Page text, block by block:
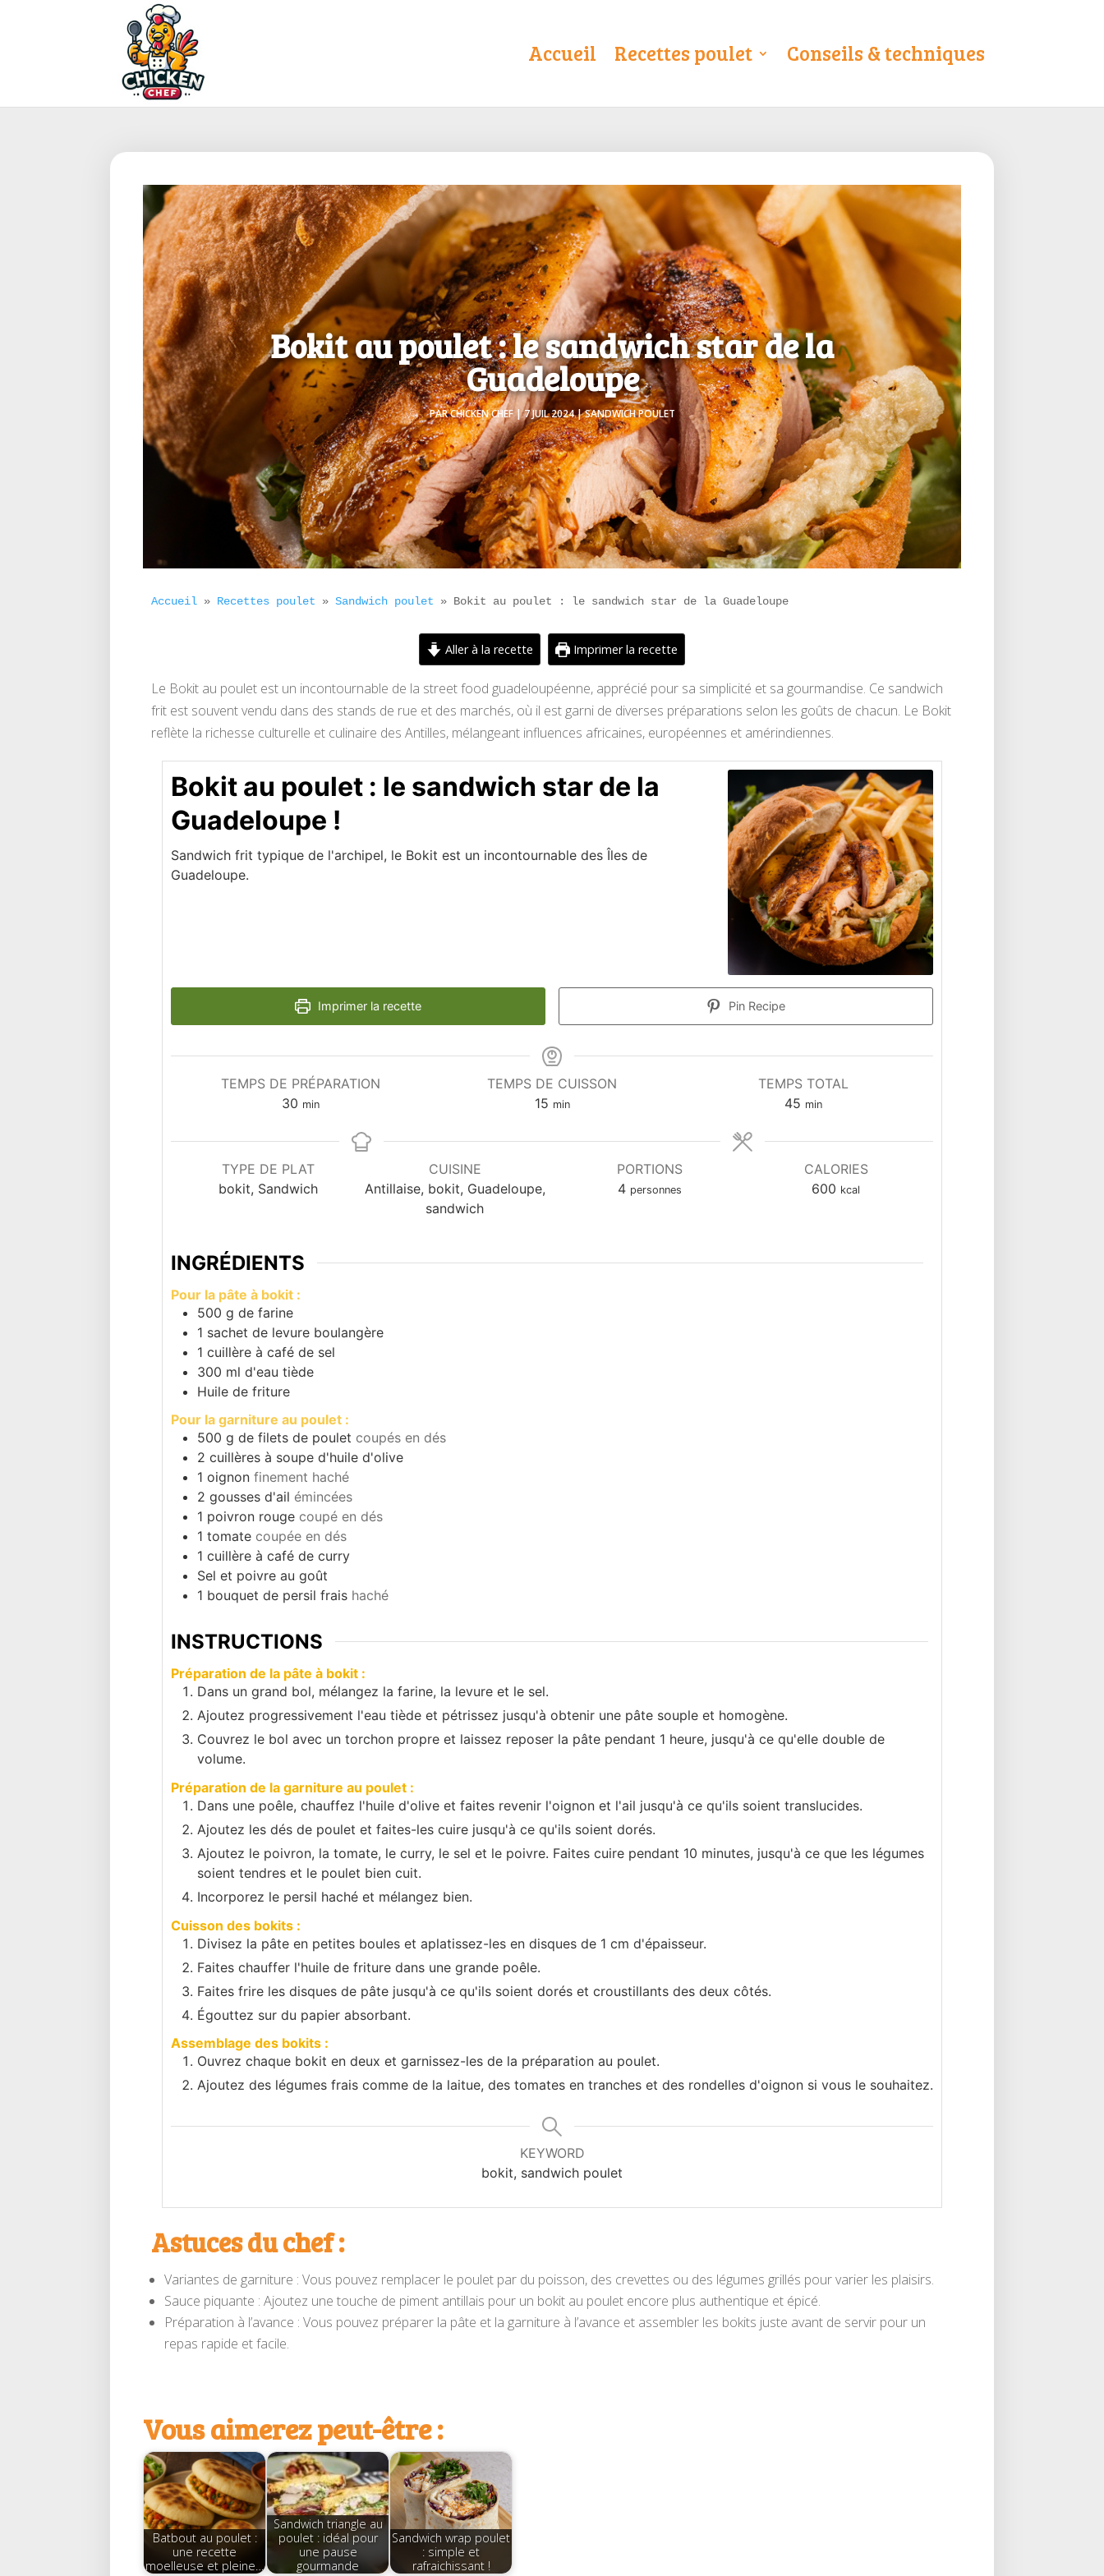
Accueil Recettes poulet Conseils & techniques
Bokit au poulet : le sandwich star de la
Guadeloupe
PARCHICKEN CHEF|7 JUIL 2024|SANDWICH POULET
Accueil » Recettes poulet » Sandwich poulet » Bokit au poulet : le sandwich star de la Guadeloupe
Aller à la recette Imprimer la recette
Le Bokit au poulet est un incontournable de la street food guadeloupéenne, apprécié pour sa simplicité et sa gourmandise. Ce sandwich
frit est souvent vendu dans des stands de rue et des marchés, où il est garni de diverses préparations selon les goûts de chacun. Le Bokit
reflète la richesse culturelle et culinaire des Antilles, mélangeant influences africaines, européennes et amérindiennes.
Bokit au poulet : le sandwich star de la
Guadeloupe !
Sandwich frit typique de l'archipel, le Bokit est un incontournable des Îles de
Guadeloupe.
Imprimer la recette Pin Recipe
TEMPS DE PRÉPARATION
30 minutes
min
TEMPS DE CUISSON
15minutes
min
TEMPS TOTAL
45 minutes
min
TYPE DE PLAT
bokit, Sandwich
CUISINE
Antillaise, bokit, Guadeloupe,
sandwich
PORTIONS
4 personnes
CALORIES
600 kcal
INGRÉDIENTS
Pour la pâte à bokit :
500 g de farine
1 sachet de levure boulangère
1 cuillère à café de sel
300 ml d'eau tiède
Huile de friture
Pour la garniture au poulet :
500 g de filets de poulet coupés en dés
2 cuillères à soupe d'huile d'olive
1 oignon finement haché
2 gousses d'ail émincées
1 poivron rouge coupé en dés
1 tomate coupée en dés
1 cuillère à café de curry
Sel et poivre au goût
1 bouquet de persil frais haché
INSTRUCTIONS
Préparation de la pâte à bokit :
Dans un grand bol, mélangez la farine, la levure et le sel.
Ajoutez progressivement l'eau tiède et pétrissez jusqu'à obtenir une pâte souple et homogène.
Couvrez le bol avec un torchon propre et laissez reposer la pâte pendant 1 heure, jusqu'à ce qu'elle double de
volume.
Préparation de la garniture au poulet :
Dans une poêle, chauffez l'huile d'olive et faites revenir l'oignon et l'ail jusqu'à ce qu'ils soient translucides.
Ajoutez les dés de poulet et faites-les cuire jusqu'à ce qu'ils soient dorés.
Ajoutez le poivron, la tomate, le curry, le sel et le poivre. Faites cuire pendant 10 minutes, jusqu'à ce que les légumes
soient tendres et le poulet bien cuit.
Incorporez le persil haché et mélangez bien.
Cuisson des bokits :
Divisez la pâte en petites boules et aplatissez-les en disques de 1 cm d'épaisseur.
Faites chauffer l'huile de friture dans une grande poêle.
Faites frire les disques de pâte jusqu'à ce qu'ils soient dorés et croustillants des deux côtés.
Égouttez sur du papier absorbant.
Assemblage des bokits :
Ouvrez chaque bokit en deux et garnissez-les de la préparation au poulet.
Ajoutez des légumes frais comme de la laitue, des tomates en tranches et des rondelles d'oignon si vous le souhaitez.
KEYWORD
bokit, sandwich poulet
Astuces du chef :
Variantes de garniture : Vous pouvez remplacer le poulet par du poisson, des crevettes ou des légumes grillés pour varier les plaisirs.
Sauce piquante : Ajoutez une touche de piment antillais pour un bokit au poulet encore plus authentique et épicé.
Préparation à l’avance : Vous pouvez préparer la pâte et la garniture à l’avance et assembler les bokits juste avant de servir pour un
repas rapide et facile.
Vous aimerez peut-être :
Batbout au poulet :
une recette
moelleuse et pleine…
Sandwich triangle au
poulet : idéal pour
une pause
gourmande
Sandwich wrap poulet
: simple et
rafraichissant !